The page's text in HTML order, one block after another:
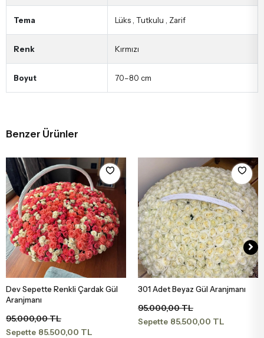
Tema Lüks Tutkulu Zarif
Renk Kırmızı
Boyut 70–80 cm
Benzer Ürünler
Sepete Ekle
Dev Sepette Renkli Çardak Gül
Aranjmanı
95.000,00 TL
Sepette 85.500,00 TL
Sepete Ekle
301 Adet Beyaz Gül Aranjmanı
95.000,00 TL
Sepette 85.500,00 TL